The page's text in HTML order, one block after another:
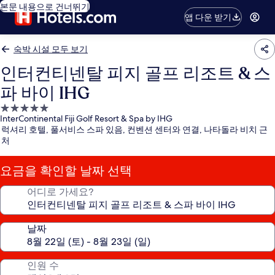
본문 내용으로 건너뛰기
앱 다운 받기
숙박 시설 모두 보기
인터컨티넨탈 피지 골프 리조트 & 스
파 바이 IHG
5.0
성
급
숙
시
설
InterContinental Fiji Golf Resort & Spa by IHG
럭셔리 호텔, 풀서비스 스파 있음, 컨벤션 센터와 연결, 나타돌라 비치 근
처
요금을 확인할 날짜 선택
어디로 가세요?
날짜
인원 수